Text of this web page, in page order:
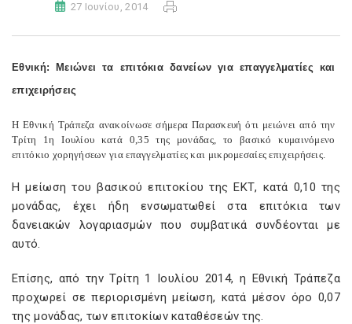
27 Ιουνίου, 2014
Εθνική: Μειώνει τα επιτόκια δανείων για επαγγελματίες και
επιχειρήσεις
Η Εθνική Τράπεζα ανακοίνωσε σήμερα Παρασκευή ότι μειώνει από την
Τρίτη 1η Ιουλίου κατά 0,35 της μονάδας, το βασικό κυμαινόμενο
επιτόκιο χορηγήσεων για επαγγελματίες και μικρομεσαίες επιχειρήσεις.
Η μείωση του βασικού επιτοκίου της ΕΚΤ, κατά 0,10 της
μονάδας, έχει ήδη ενσωματωθεί στα επιτόκια των
δανειακών λογαριασμών που συμβατικά συνδέονται με
αυτό.
Επίσης, από την Τρίτη 1 Ιουλίου 2014, η Εθνική Τράπεζα
προχωρεί σε περιορισμένη μείωση, κατά μέσον όρο 0,07
της μονάδας, των επιτοκίων καταθέσεών της.